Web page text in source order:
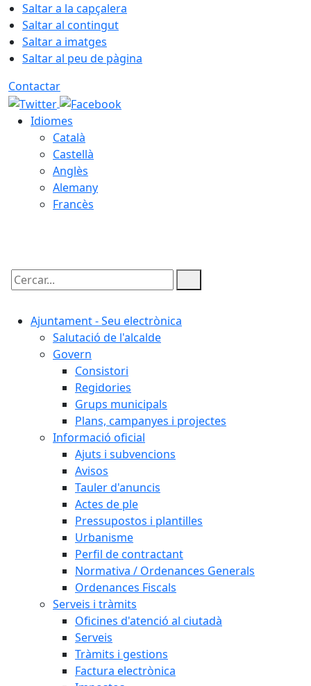
Saltar a la capçalera
Saltar al contingut
Saltar a imatges
Saltar al peu de pàgina
Contactar
Idiomes
Català
Castellà
Anglès
Alemany
Francès
Cercar:
Ajuntament - Seu electrònica
Salutació de l'alcalde
Govern
Consistori
Regidories
Grups municipals
Plans, campanyes i projectes
Informació oficial
Ajuts i subvencions
Avisos
Tauler d'anuncis
Actes de ple
Pressupostos i plantilles
Urbanisme
Perfil de contractant
Normativa / Ordenances Generals
Ordenances Fiscals
Serveis i tràmits
Oficines d'atenció al ciutadà
Serveis
Tràmits i gestions
Factura electrònica